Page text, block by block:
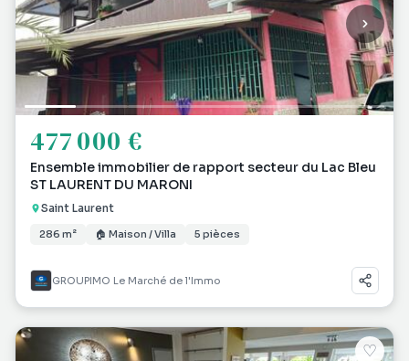
477 000 €
Ensemble immobilier de rapport secteur du Lac Bleu
ST LAURENT DU MARONI
Saint Laurent
286 m² 🏠 Maison / Villa 5 pièces
GROUPIMO Le Marché de l'Immo
♡